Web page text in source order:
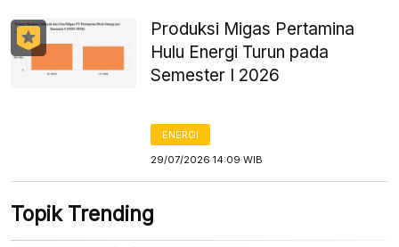
Produksi Migas Pertamina
Hulu Energi Turun pada
Semester I 2026
ENERGI
29/07/2026 14:09 WIB
Topik Trending